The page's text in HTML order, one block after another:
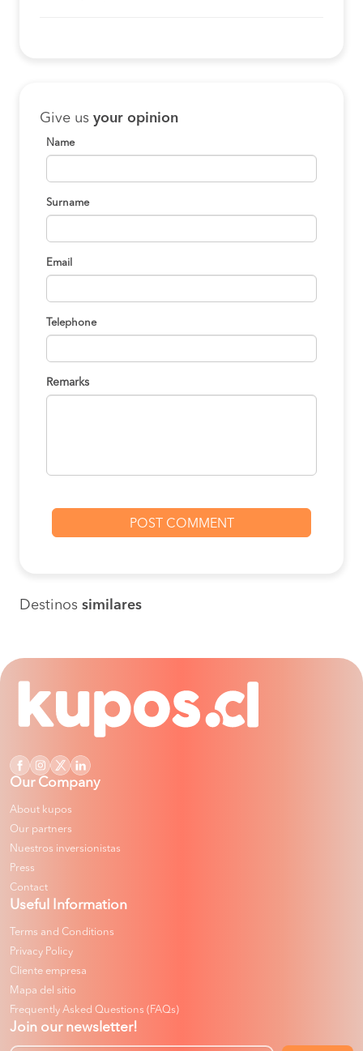
Give us your opinion
Name
Surname
Email
Telephone
Remarks
Destinos similares
Our Company
About kupos
Our partners
Nuestros inversionistas
Press
Contact
Useful Information
Terms and Conditions
Privacy Policy
Cliente empresa
Mapa del sitio
Frequently Asked Questions (FAQs)
Join our newsletter!